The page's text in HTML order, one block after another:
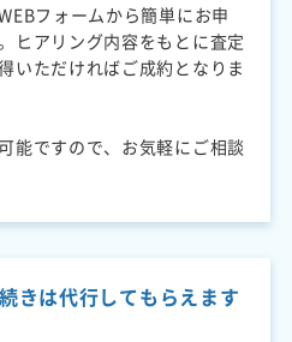
フォームから簡単にお申
ヒアリング内容をもとに査定
いただければご成約となりま
能ですので、お気軽にご相談
きは代行してもらえます